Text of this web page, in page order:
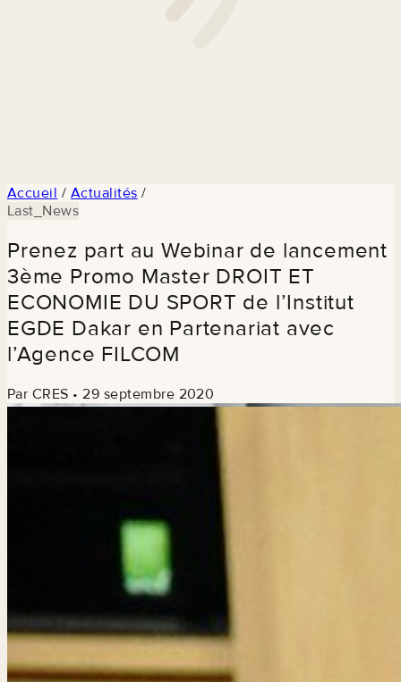
Accueil / Actualités /
Last_News
Prenez part au Webinar de lancement
3ème Promo Master DROIT ET
ECONOMIE DU SPORT de l’Institut
EGDE Dakar en Partenariat avec
l’Agence FILCOM
Par CRES • 29 septembre 2020